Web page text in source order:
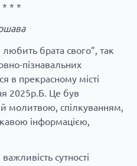
* * *
брата свого”, так
пізнавальних
в прекрасному місті
2025р.Б. Це був
молитвою, спілкуванням,
інформацією,
сутності